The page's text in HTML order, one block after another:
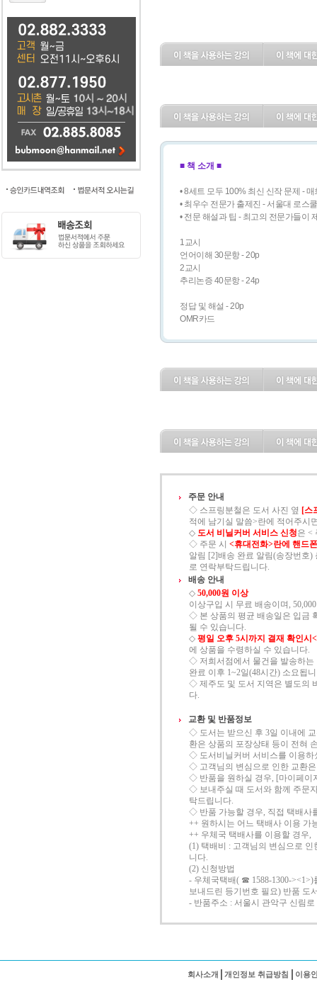
■ 책 소개 ■
• 8세트 모두 100% 최신 신작 문제 -
• 최우수 전문가 출제진 - 서울대 로스
• 전문 해설과 팁 - 최고의 전문가들이
1교시
언어이해 30문항 - 20p
2교시
추리논증 40문항 - 24p
정답 및 해설 - 20p
OMR카드
주문 안내
◇ 스프링분철은 도서 사진 옆 [스
적에 남기실 말씀>란에 적어주시
◇ 도서 비닐커버 서비스 신청은 <
◇ 주문 시 <휴대전화>란에 핸드
알림 [2]배송 완료 알림(송장번호)
로 연락부탁드립니다.
배송 안내
◇ 50,000원 이상
이상구입 시 무료 배송이며,
◇ 본 상품의 평균 배송일은 입금
될 수 있습니다.
◇ 평일 오후 5시까지 결재 확인
에 상품을 수령하실 수 있습니다.
◇ 저희서점에서 물건을 발송하는
완료 이후 1~2일(48시간) 소요됩
◇ 제주도 및 도서 지역은 별도의
다.
교환 및 반품정보
◇ 도서는 받으신 후 3일 이내에
환은 상품의 포장상태 등이 전혀
◇ 도서비닐커버 서비스를 이용하
◇ 고객님의 변심으로 인한 교환
◇ 반품을 원하실 경우, [마이페이
◇ 보내주실 때 도서와 함께 주문
탁드립니다.
◇ 반품 가능할 경우, 직접 택배사
++ 원하시는 어느 택배사 이용 가
++ 우체국 택배사를 이용할 경우,
(1) 택배비 : 고객님의 변심으로
니다.
(2) 신청방법
- 우체국택배( ☎ 1588-1300-
보내드린 등기번호 필요) 반품 도
- 반품주소 : 서울시 관악구 신림
회사소개 개인정보 취급방침 이용